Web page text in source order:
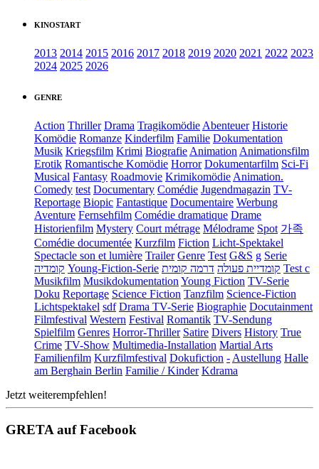
KINOSTART
2013 2014 2015 2016 2017 2018 2019 2020 2021 2022 2023
2024 2025 2026
GENRE
Action Thriller Drama Tragikomödie Abenteuer Historie
Komödie Romanze Kinderfilm Familie Dokumentation
Musik Kriegsfilm Krimi Biografie Animation Animationsfilm
Erotik Romantische Komödie Horror Dokumentarfilm Sci-Fi
Musical Fantasy Roadmovie Krimikomödie Animation.
Comedy test Documentary Comédie Jugendmagazin TV-
Reportage Biopic Fantastique Documentaire Werbung
Aventure Fernsehfilm Comédie dramatique Drame
Historienfilm Mystery Court métrage Mélodrame Spot 가족
Comédie documentée Kurzfilm Fiction Licht-Spektakel
Spectacle son et lumière Trailer Genre Test G&S g Serie
קומדיה Young-Fiction-Serie קומדיית פעולה דרמה קומית
Test c
Musikfilm Musikdokumentation Young Fiction TV-Serie
Doku Reportage Science Fiction Tanzfilm Science-Fiction
Lichtspektakel sdf Drama TV-Serie Biographie Docutainment
Filmfestival Western Festival Romantik TV-Sendung
Spielfilm Genres Horror-Thriller Satire Divers History True
Crime TV-Show Multimedia-Installation Martial Arts
Familienfilm Kurzfilmfestival Dokufiction - Austellung Halle
am Berghain Berlin Familie / Kinder Kdrama
Jetzt weiterempfehlen!
GRETA auf Facebook